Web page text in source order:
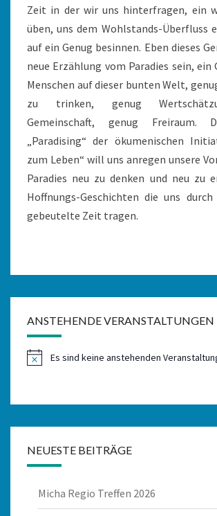
Zeit in der wir uns hinterfragen, ein
üben, uns dem Wohlstands-Überfluss
auf ein Genug besinnen. Eben dieses
neue Erzählung vom Paradies sein, ein
Menschen auf dieser bunten Welt,
zu trinken, genug
Gemeinschaft, genug Freiraum.
„Paradising“ der ökumenischen
zum Leben“ will uns anregen unsere
Paradies neu zu denken und neu zu
Hoffnungs-Geschichten die uns
gebeutelte Zeit tragen.
ANSTEHENDE VERANSTALTUNGEN
HinweisEs sind keine anstehenden
NEUESTE BEITRÄGE
Micha Regio Treffen 2026